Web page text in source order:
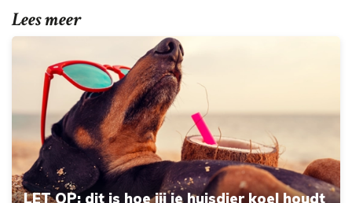
Lees meer
LET OP: dit is hoe jij je huisdier koel houdt